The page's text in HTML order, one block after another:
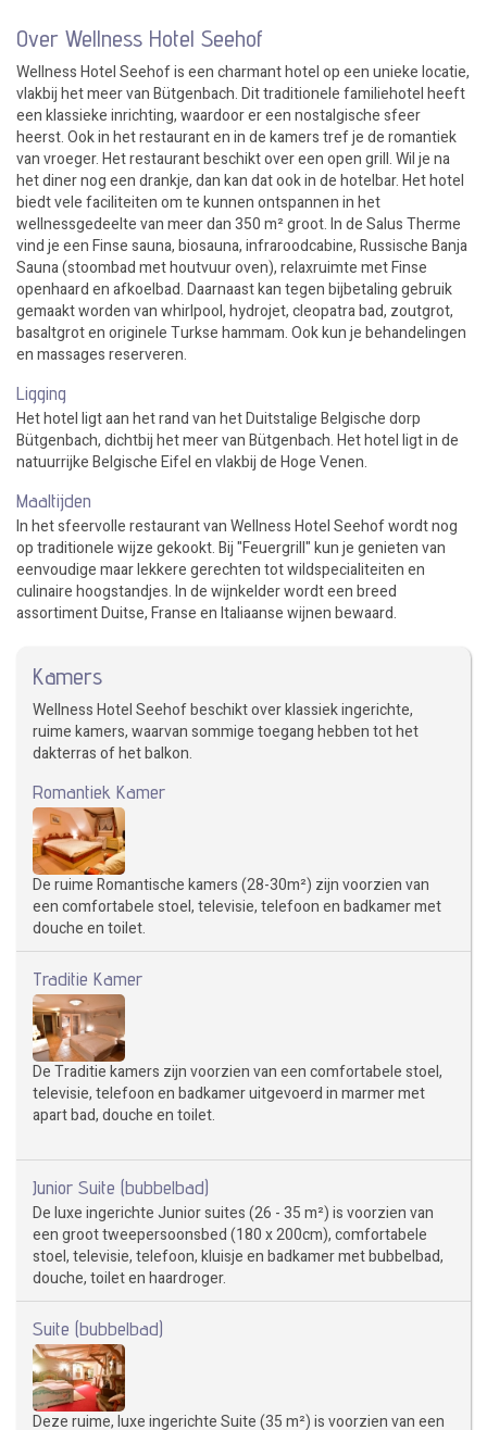
Over Wellness Hotel Seehof
Wellness Hotel Seehof is een charmant hotel op een unieke locatie,
vlakbij het meer van Bütgenbach. Dit traditionele familiehotel heeft
een klassieke inrichting, waardoor er een nostalgische sfeer
heerst. Ook in het restaurant en in de kamers tref je de romantiek
van vroeger. Het restaurant beschikt over een open grill. Wil je na
het diner nog een drankje, dan kan dat ook in de hotelbar. Het hotel
biedt vele faciliteiten om te kunnen ontspannen in het
wellnessgedeelte van meer dan 350 m² groot. In de Salus Therme
vind je een Finse sauna, biosauna, infraroodcabine, Russische Banja
Sauna (stoombad met houtvuur oven), relaxruimte met Finse
openhaard en afkoelbad. Daarnaast kan tegen bijbetaling gebruik
gemaakt worden van whirlpool, hydrojet, cleopatra bad, zoutgrot,
basaltgrot en originele Turkse hammam. Ook kun je behandelingen
en massages reserveren.
Ligging
Het hotel ligt aan het rand van het Duitstalige Belgische dorp
Bütgenbach, dichtbij het meer van Bütgenbach. Het hotel ligt in de
natuurrijke Belgische Eifel en vlakbij de Hoge Venen.
Maaltijden
In het sfeervolle restaurant van Wellness Hotel Seehof wordt nog
op traditionele wijze gekookt. Bij "Feuergrill" kun je genieten van
eenvoudige maar lekkere gerechten tot wildspecialiteiten en
culinaire hoogstandjes. In de wijnkelder wordt een breed
assortiment Duitse, Franse en Italiaanse wijnen bewaard.
Kamers
Wellness Hotel Seehof beschikt over klassiek ingerichte,
ruime kamers, waarvan sommige toegang hebben tot het
dakterras of het balkon.
Romantiek Kamer
De ruime Romantische kamers (28-30m²) zijn voorzien van
een comfortabele stoel, televisie, telefoon en badkamer met
douche en toilet.
Traditie Kamer
De Traditie kamers zijn voorzien van een comfortabele stoel,
televisie, telefoon en badkamer uitgevoerd in marmer met
apart bad, douche en toilet.
Junior Suite (bubbelbad)
De luxe ingerichte Junior suites (26 - 35 m²) is voorzien van
een groot tweepersoonsbed (180 x 200cm), comfortabele
stoel, televisie, telefoon, kluisje en badkamer met bubbelbad,
douche, toilet en haardroger.
Suite (bubbelbad)
Deze ruime, luxe ingerichte Suite (35 m²) is voorzien van een